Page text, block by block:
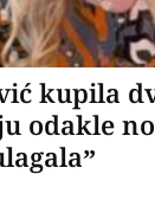
kupila
odakle